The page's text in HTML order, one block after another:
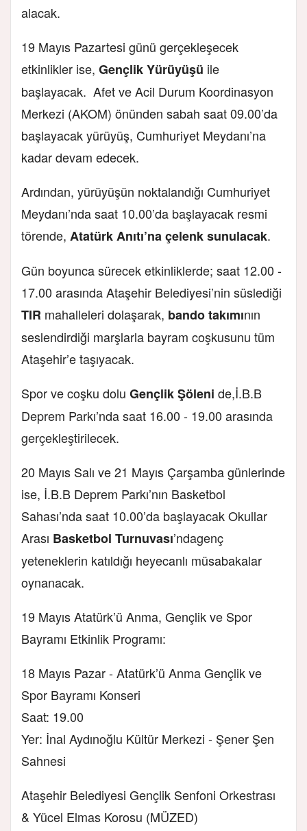
alacak.
19 Mayıs Pazartesi günü gerçekleşecek
etkinlikler ise, Gençlik Yürüyüşü ile
başlayacak. Afet ve Acil Durum Koordinasyon
Merkezi (AKOM) önünden sabah saat 09.00’da
başlayacak yürüyüş, Cumhuriyet Meydanı’na
kadar devam edecek.
Ardından, yürüyüşün noktalandığı Cumhuriyet
Meydanı’nda saat 10.00’da başlayacak resmi
törende, Atatürk Anıtı’na çelenk sunulacak.
Gün boyunca sürecek etkinliklerde; saat 12.00 -
17.00 arasında Ataşehir Belediyesi’nin süslediği
TIR mahalleleri dolaşarak, bando takımının
seslendirdiği marşlarla bayram coşkusunu tüm
Ataşehir’e taşıyacak.
Spor ve coşku dolu Gençlik Şöleni de,İ.B.B
Deprem Parkı’nda saat 16.00 - 19.00 arasında
gerçekleştirilecek.
20 Mayıs Salı ve 21 Mayıs Çarşamba günlerinde
ise, İ.B.B Deprem Parkı’nın Basketbol
Sahası’nda saat 10.00’da başlayacak Okullar
Arası Basketbol Turnuvası’ndagenç
yeteneklerin katıldığı heyecanlı müsabakalar
oynanacak.
19 Mayıs Atatürk’ü Anma, Gençlik ve Spor
Bayramı Etkinlik Programı:
18 Mayıs Pazar - Atatürk’ü Anma Gençlik ve
Spor Bayramı Konseri
Saat: 19.00
Yer: İnal Aydınoğlu Kültür Merkezi - Şener Şen
Sahnesi
Ataşehir Belediyesi Gençlik Senfoni Orkestrası
& Yücel Elmas Korosu (MÜZED)